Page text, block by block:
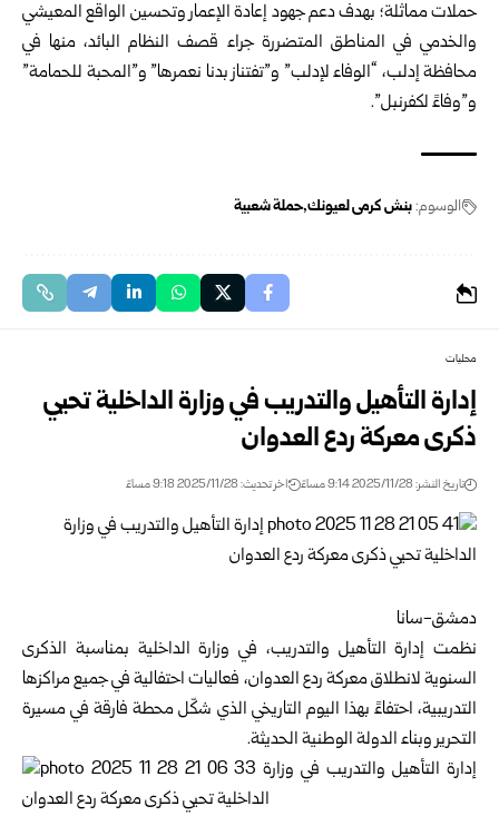
حملات مماثلة؛ بهدف دعم جهود إعادة الإعمار وتحسين الواقع المعيشي
والخدمي في المناطق المتضررة جراء قصف النظام البائد، منها في
محافظة إدلب، “الوفاء لإدلب” و”تفتناز بدنا نعمرها” و”المحبة للحمامة”
و”وفاءً لكفرنبل”.
الوسوم:بنش كرمى لعيونك حملة شعبية
محليات
إدارة التأهيل والتدريب في وزارة الداخلية تحيي
ذكرى معركة ردع العدوان
تاريخ النشر: 2025/11/28 9:14 مساءً اخر تحديث: 2025/11/28 9:18 مساءً
دمشق-سانا
نظمت إدارة التأهيل والتدريب، في وزارة الداخلية بمناسبة الذكرى
السنوية لانطلاقمعركة ردع العدوان، فعاليات احتفالية في جميع مراكزها
التدريبية، احتفاءً بهذا اليوم التاريخي الذي شكّل محطة فارقة في مسيرة
التحرير وبناء الدولة الوطنية الحديثة.